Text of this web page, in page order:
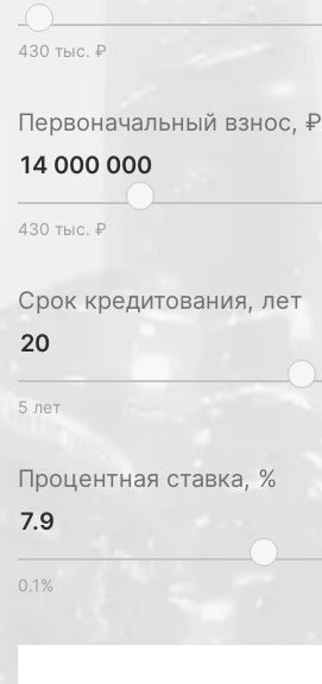
430 тыс. ₽
Первоначальный взнос, ₽
430 тыс. ₽
Срок кредитования, лет
5 лет
Процентная ставка, %
0.1%